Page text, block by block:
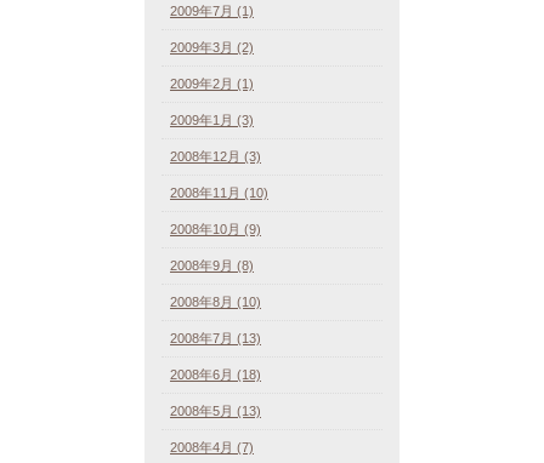
2009年7月 (1)
2009年3月 (2)
2009年2月 (1)
2009年1月 (3)
2008年12月 (3)
2008年11月 (10)
2008年10月 (9)
2008年9月 (8)
2008年8月 (10)
2008年7月 (13)
2008年6月 (18)
2008年5月 (13)
2008年4月 (7)